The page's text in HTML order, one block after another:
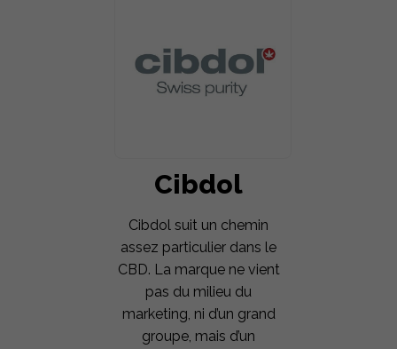
Cibdol
Cibdol suit un chemin
assez particulier dans le
CBD. La marque ne vient
pas du milieu du
marketing, ni d’un grand
groupe, mais d’un